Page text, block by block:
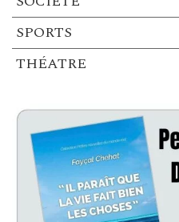
SPORTS
THÉATRE